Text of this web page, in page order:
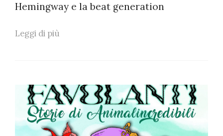
Hemingway e la beat generation
Leggi di più